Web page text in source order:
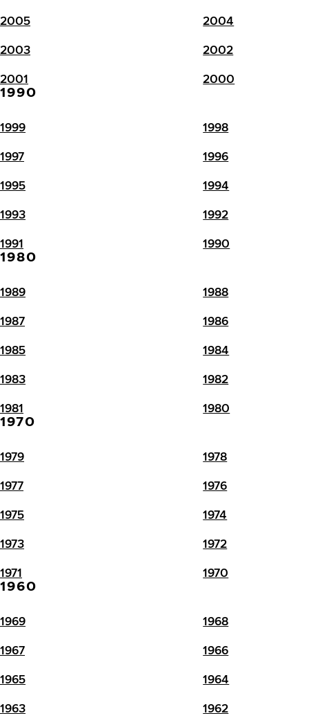
2005 2004
2003 2002
2001 2000
1990
1999 1998
1997 1996
1995 1994
1993 1992
1991 1990
1980
1989 1988
1987 1986
1985 1984
1983 1982
1981 1980
1970
1979 1978
1977 1976
1975 1974
1973 1972
1971 1970
1960
1969 1968
1967 1966
1965 1964
1963 1962